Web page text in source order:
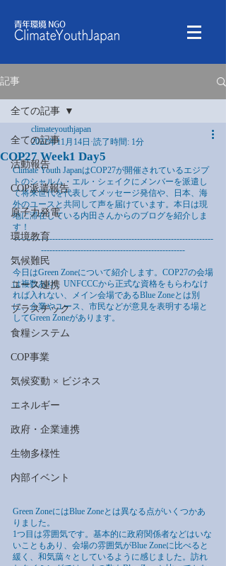
記事
全ての記事
活動報告
COP派遣報告
原子力発電
環境教育
気候難民
ユース連携
プラスチック
食糧システム
COP事業
気候変動 × ビジネス
エネルギー
政府・企業連携
生物多様性
内部イベント
全ての記事
COP27 Week1 Day5
climateyouthjapan
2022年11月14日 読了時間: 1分
Climate Youth JapanはCOP27が開催されているエジプ
トのシャルム・エル・シェイクにメンバーを派遣し
て将来世代を代表してメッセージ発信や、日本、海
外のユースと共同して声を届けています。本日は現
地に滞在している内田さんからのブログを紹介しま
す！
-----------------------------------------------------------------------
---------------------------------------------------
今日はGreen Zoneについて紹介します。COP27の会場
は複数あり、UNFCCCから正式な資格をもらわなけ
れば入れない、メイン会場であるBlue Zoneとは別
に、企業やユース、市民などが意見を表明する場と
してGreen Zoneがあります。
Green ZoneにはBlue Zoneとは異なる点がいくつかあ
りました。
1つ目は雰囲気です。基本的に政府関係者などはいな
いこともあり、会場の雰囲気がBlue Zoneに比べると
緩く、和気藹々としているように感じました。訪れ